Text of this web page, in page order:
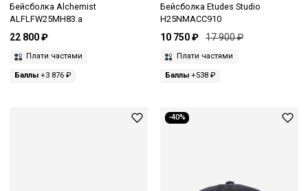
Бейсболка Alchemist
ALFLFW25MH83.a
22 800 ₽
Плати частями
Баллы +3 876 ₽
Бейсболка Etudes Studio
H25NMACC910
10 750 ₽ 17 900 ₽
Плати частями
Баллы+538 ₽
-40%